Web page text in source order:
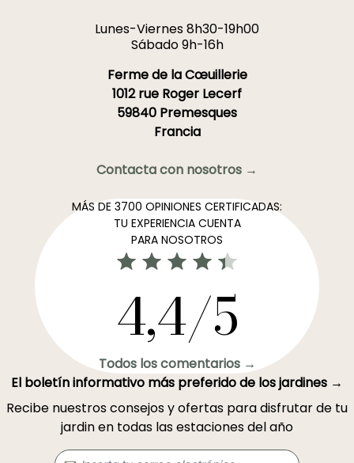
Lunes-Viernes 8h30-19h00
Sábado 9h-16h
Ferme de la Cœuillerie
1012 rue Roger Lecerf
59840 Premesques
Francia
Contacta con nosotros →
MÁS DE 3700 OPINIONES CERTIFICADAS:
TU EXPERIENCIA CUENTA
PARA NOSOTROS
4,4/5
Todos los comentarios →
El boletín informativo más preferido de los jardines →
Recibe nuestros consejos y ofertas para disfrutar de tu
jardin en todas las estaciones del año